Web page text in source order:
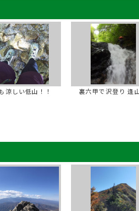
涼しい低山！！ 裏六甲で沢登り 逢